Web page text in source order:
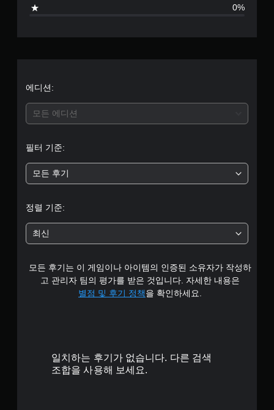
0%
에디션:
모든 에디션
필터 기준:
모든 후기
정렬 기준:
최신
모든 후기는 이 게임이나 아이템의 인증된 소유자가 작성하
고 관리자 팀의 평가를 받은 것입니다. 자세한 내용은
별점 및 후기 정책을 확인하세요.
일치하는 후기가 없습니다. 다른 검색
조합을 사용해 보세요.